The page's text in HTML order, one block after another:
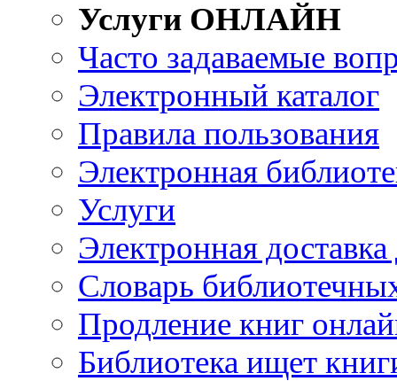
Услуги ОНЛАЙН
Часто задаваемые
Электронный каталог
Правила пользования
Электронная
Услуги
Электронная
Словарь
Продление книг
Библиотека ищет